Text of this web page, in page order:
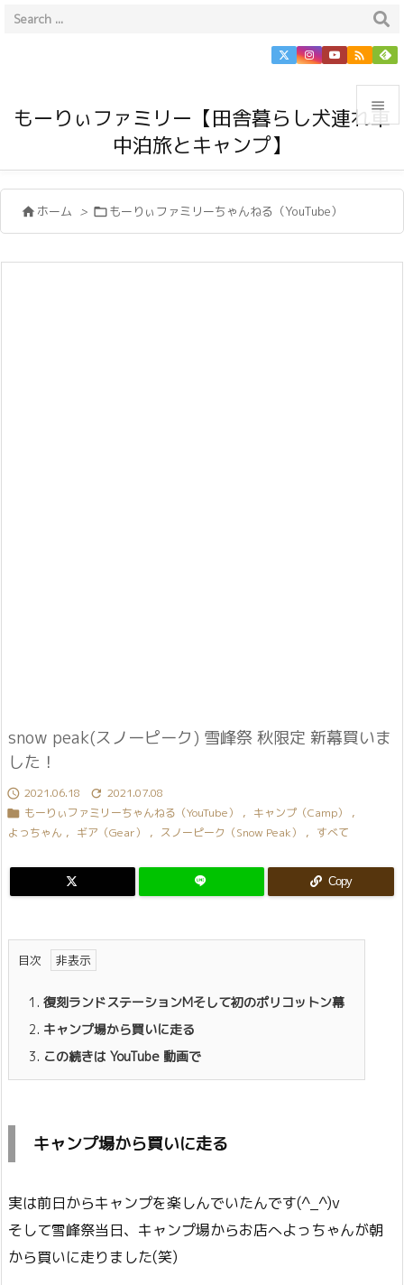
もーりぃファミリー【田舎暮らし犬連れ車
中泊旅とキャンプ】



前へ

 ホーム > もーりぃファミリーちゃんねる（YouTube）
snow peak(スノーピーク) 雪峰祭 秋限定 新幕買いま
した！
 2021.06.18  2021.07.08
 もーりぃファミリーちゃんねる（YouTube） , キャンプ（Camp）
,
よっちゃん , ギア（Gear） , スノーピーク（Snow Peak） , すべて
Copy
目次
1. 復刻ランドステーションMそして初のポリコットン幕
2. キャンプ場から買いに走る
3. この続きは YouTube 動画で
キャンプ場から買いに走る
実は前日からキャンプを楽しんでいたんです(^_^)v
そして雪峰祭当日、キャンプ場からお店へよっちゃんが朝
から買いに走りました(笑)